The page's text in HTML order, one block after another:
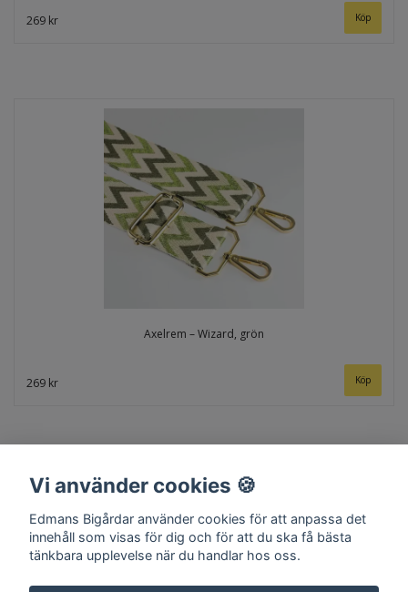
269 kr
Axelrem – Wizard, grön
269 kr
Vi använder cookies 🍪
Edmans Bigårdar använder cookies för att anpassa det
innehåll som visas för dig och för att du ska få bästa
tänkbara upplevelse när du handlar hos oss.